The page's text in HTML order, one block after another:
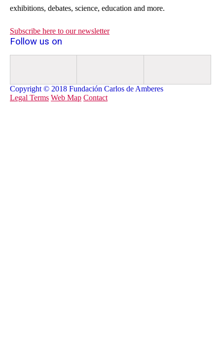
exhibitions, debates, science, education and more.
Subscribe here to our newsletter
Follow us on
Copyright © 2018 Fundación Carlos de Amberes
Legal Terms Web Map Contact